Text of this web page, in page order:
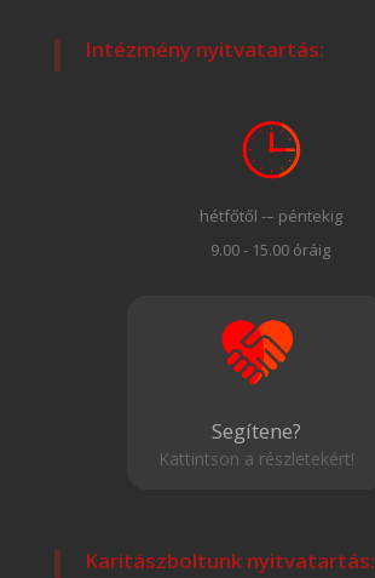
Intézmény nyitvatartás:
hétfőtől -– péntekig
9.00 - 15.00 óráig
Segítene?
Kattintson a részletekért!
Karitászboltunk nyitvatartás: